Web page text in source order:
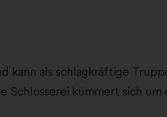
als schlagkräftige
Schlosserei kümmert sich